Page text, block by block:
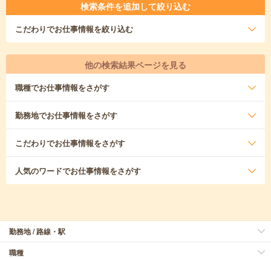
検索条件を追加して絞り込む
こだわりでお仕事情報を絞り込む
他の検索結果ページを見る
職種でお仕事情報をさがす
勤務地でお仕事情報をさがす
こだわりでお仕事情報をさがす
人気のワードでお仕事情報をさがす
勤務地 / 路線・駅
職種